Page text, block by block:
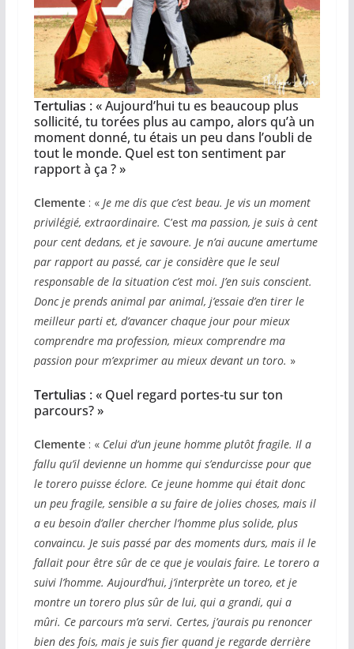
Tertulias : « Aujourd’hui tu es beaucoup plus
sollicité, tu torées plus au campo, alors qu’à un
moment donné, tu étais un peu dans l’oubli de
tout le monde. Quel est ton sentiment par
rapport à ça ? »
Clemente : « Je me dis que c’est beau. Je vis un moment
privilégié, extraordinaire. C’estma passion, je suis à cent
pour cent dedans, et je savoure. Je n’ai aucune amertume
par rapport au passé, car je considère que le seul
responsable de la situation c’est moi. J’en suis conscient.
Donc je prends animal par animal, j’essaie d’en tirer le
meilleur parti et, d’avancer chaque jour pour mieux
comprendre ma profession, mieux comprendre ma
passion pour m’exprimer au mieux devant un toro. »
Tertulias : « Quel regard portes-tu sur ton
parcours? »
Clemente : « Celui d’un jeune homme plutôt fragile. Il a
fallu qu’il devienne un homme qui s’endurcisse pour que
le torero puisse éclore. Ce jeune homme qui était donc
un peu fragile, sensible a su faire de jolies choses, mais il
a eu besoin d’aller chercher l’homme plus solide, plus
convaincu. Je suis passé par des moments durs, mais il le
fallait pour être sûr de ce que je voulais faire. Le torero a
suivi l’homme. Aujourd’hui, j’interprète un toreo, et je
montre un torero plus sûr de lui, qui a grandi, qui a
mûri. Ce parcours m’a servi. Certes, j’aurais pu renoncer
bien des fois, mais je suis fier quand je regarde derrière